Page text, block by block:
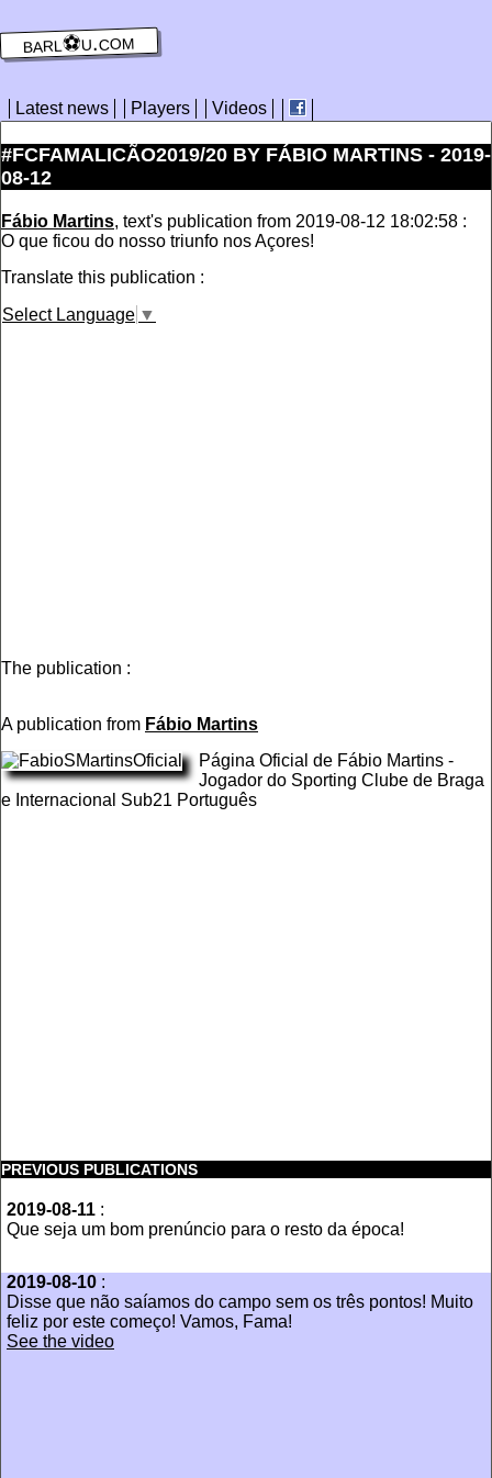
barl⚽️u.com
Latest news Players Videos
#FCFAMALICÃO2019/20 BY FÁBIO MARTINS - 2019-
08-12
Fábio Martins, text's publication from 2019-08-12 18:02:58 :
O que ficou do nosso triunfo nos Açores!
Translate this publication :
Select Language ▼
The publication :
A publication from Fábio Martins
Página Oficial de Fábio Martins -
Jogador do Sporting Clube de Braga
e Internacional Sub21 Português
PREVIOUS PUBLICATIONS
2019-08-11 :
Que seja um bom prenúncio para o resto da época!
2019-08-10 :
Disse que não saíamos do campo sem os três pontos! Muito
feliz por este começo! Vamos, Fama!
See the video